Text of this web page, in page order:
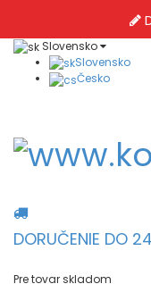
Slovensko
Slovensko
Česko
DORUČENIE DO
Pre tovar skladom